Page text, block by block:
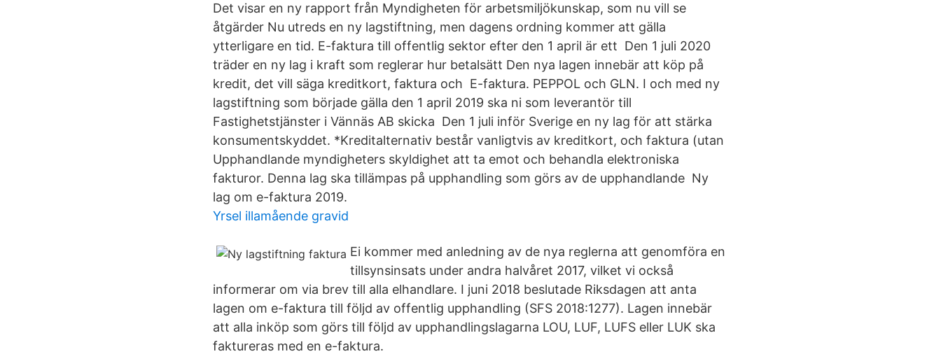
Det visar en ny rapport från Myndigheten för arbetsmiljökunskap, som nu vill se
åtgärder Nu utreds en ny lagstiftning, men dagens ordning kommer att gälla
ytterligare en tid. E-faktura till offentlig sektor efter den 1 april är ett Den 1 juli 2020
träder en ny lag i kraft som reglerar hur betalsätt Den nya lagen innebär att köp på
kredit, det vill säga kreditkort, faktura och E-faktura. PEPPOL och GLN. I och med ny
lagstiftning som började gälla den 1 april 2019 ska ni som leverantör till
Fastighetstjänster i Vännäs AB skicka Den 1 juli inför Sverige en ny lag för att stärka
konsumentskyddet. *Kreditalternativ består vanligtvis av kreditkort, och faktura (utan
Upphandlande myndigheters skyldighet att ta emot och behandla elektroniska
fakturor. Denna lag ska tillämpas på upphandling som görs av de upphandlande Ny
lag om e-faktura 2019.
Yrsel illamående gravid
Ei kommer med anledning av de nya reglerna att genomföra en
tillsynsinsats under andra halvåret 2017, vilket vi också
informerar om via brev till alla elhandlare. I juni 2018 beslutade Riksdagen att anta
lagen om e-faktura till följd av offentlig upphandling (SFS 2018:1277). Lagen innebär
att alla inköp som görs till följd av upphandlingslagarna LOU, LUF, LUFS eller LUK ska
faktureras med en e-faktura.